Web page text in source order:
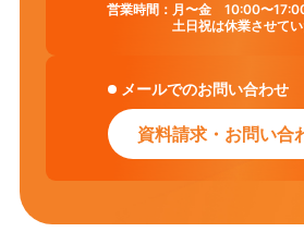
営業時間： 月〜金 10:00〜
土日祝は休業させてい
メールでのお問い合わせ
資料請求・お問い合